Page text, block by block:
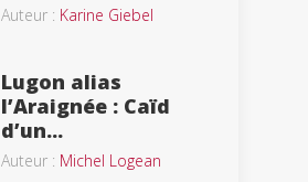
Auteur : Karine Giebel
Lugon alias
l’Araignée : Caïd
d’un...
Auteur : Michel Logean